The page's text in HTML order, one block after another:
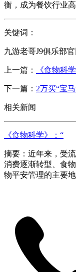
衡，成为餐饮行业
关键词：
九游老哥J9俱乐部官
上一篇： 《食物科
下一篇： 2万买“宝
相关新闻
《食物科学》：“
摘要：近年来，受
消费逐渐转型、食
物平安管理的主要